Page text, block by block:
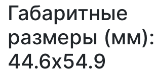
Габаритные
размеры (мм):
44.6x54.9